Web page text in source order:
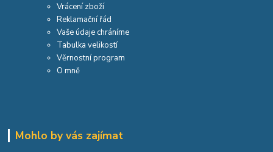
Vrácení zboží
Reklamační řád
Vaše údaje chráníme
Tabulka velikostí
Věrnostní program
O mně
Mohlo by vás zajímat